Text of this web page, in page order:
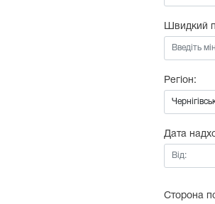
Швидкий
Регіон:
Дата
Від:
Сторона